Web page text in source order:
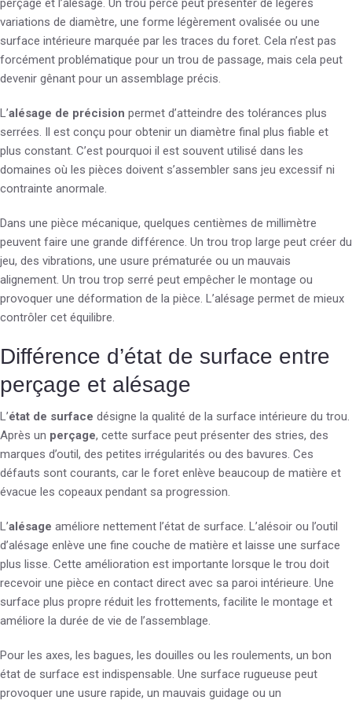
perçage et l’alésage. Un trou percé peut présenter de légères
variations de diamètre, une forme légèrement ovalisée ou une
surface intérieure marquée par les traces du foret. Cela n’est pas
forcément problématique pour un trou de passage, mais cela peut
devenir gênant pour un assemblage précis.
L’alésage de précision permet d’atteindre des tolérances plus
serrées. Il est conçu pour obtenir un diamètre final plus fiable et
plus constant. C’est pourquoi il est souvent utilisé dans les
domaines où les pièces doivent s’assembler sans jeu excessif ni
contrainte anormale.
Dans une pièce mécanique, quelques centièmes de millimètre
peuvent faire une grande différence. Un trou trop large peut créer du
jeu, des vibrations, une usure prématurée ou un mauvais
alignement. Un trou trop serré peut empêcher le montage ou
provoquer une déformation de la pièce. L’alésage permet de mieux
contrôler cet équilibre.
Différence d’état de surface entre
perçage et alésage
L’état de surface désigne la qualité de la surface intérieure du trou.
Après un perçage, cette surface peut présenter des stries, des
marques d’outil, des petites irrégularités ou des bavures. Ces
défauts sont courants, car le foret enlève beaucoup de matière et
évacue les copeaux pendant sa progression.
L’alésage améliore nettement l’état de surface. L’alésoir ou l’outil
d’alésage enlève une fine couche de matière et laisse une surface
plus lisse. Cette amélioration est importante lorsque le trou doit
recevoir une pièce en contact direct avec sa paroi intérieure. Une
surface plus propre réduit les frottements, facilite le montage et
améliore la durée de vie de l’assemblage.
Pour les axes, les bagues, les douilles ou les roulements, un bon
état de surface est indispensable. Une surface rugueuse peut
provoquer une usure rapide, un mauvais guidage ou un